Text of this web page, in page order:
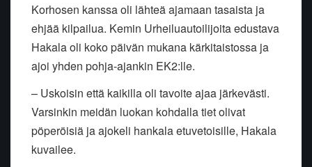
Korhosen kanssa oli lähteä ajamaan tasaista ja
ehjää kilpailua. Kemin Urheiluautoilijoita edustava
Hakala oli koko päivän mukana kärkitaistossa ja
ajoi yhden pohja-ajankin EK2:lle.
– Uskoisin että kaikilla oli tavoite ajaa järkevästi.
Varsinkin meidän luokan kohdalla tiet olivat
pöperöisiä ja ajokeli hankala etuvetoisille, Hakala
kuvailee.